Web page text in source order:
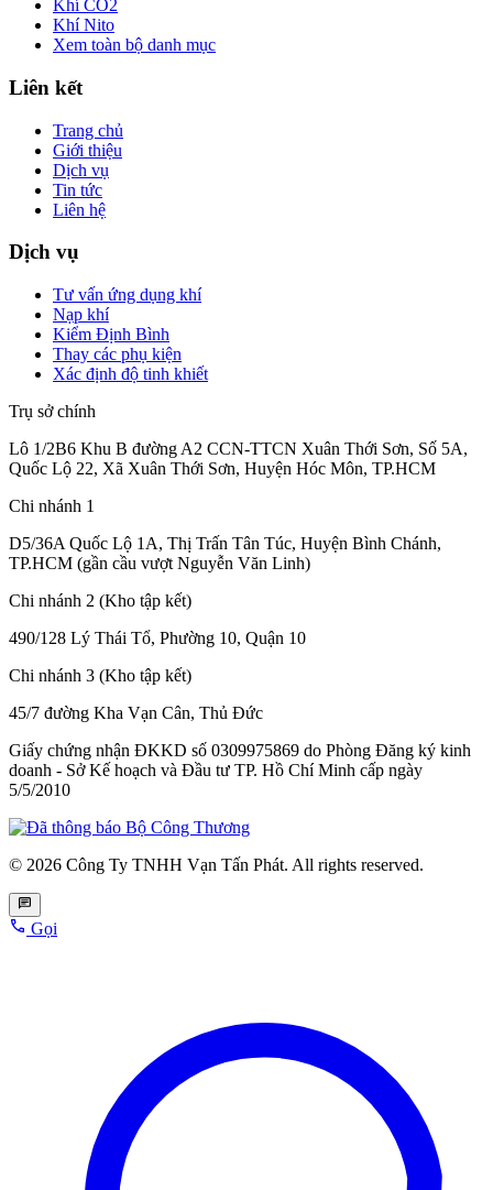
Khí CO2
Khí Nito
Xem toàn bộ danh mục
Liên kết
Trang chủ
Giới thiệu
Dịch vụ
Tin tức
Liên hệ
Dịch vụ
Tư vấn ứng dụng khí
Nạp khí
Kiểm Định Bình
Thay các phụ kiện
Xác định độ tinh khiết
Trụ sở chính
Lô 1/2B6 Khu B đường A2 CCN-TTCN Xuân Thới Sơn, Số 5A,
Quốc Lộ 22, Xã Xuân Thới Sơn, Huyện Hóc Môn, TP.HCM
Chi nhánh 1
D5/36A Quốc Lộ 1A, Thị Trấn Tân Túc, Huyện Bình Chánh,
TP.HCM (gần cầu vượt Nguyễn Văn Linh)
Chi nhánh 2 (Kho tập kết)
490/128 Lý Thái Tổ, Phường 10, Quận 10
Chi nhánh 3 (Kho tập kết)
45/7 đường Kha Vạn Cân, Thủ Đức
Giấy chứng nhận ĐKKD số 0309975869 do Phòng Đăng ký kinh
doanh - Sở Kế hoạch và Đầu tư TP. Hồ Chí Minh cấp ngày
5/5/2010
© 2026 Công Ty TNHH Vạn Tấn Phát. All rights reserved.
Gọi